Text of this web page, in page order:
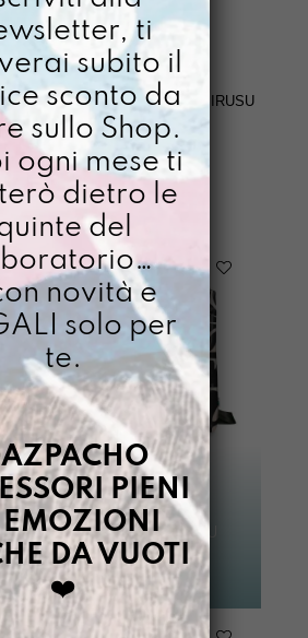
DAL RESTO DELLA TERRA > IRUSU
FILTRI
ZAINO IRUSU
€95,00
ti
subito il
sconto da
sullo Shop.
ogni mese ti
dietro le
del
novità e
solo per
te.
PIENI
EMOZIONI
DA VUOTI
❤️